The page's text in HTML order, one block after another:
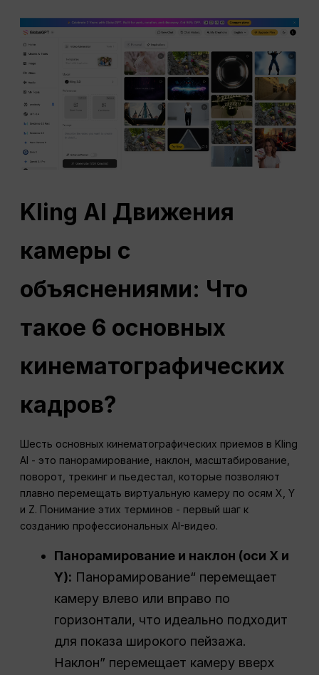
Kling AI Движения
камеры с
объяснениями: Что
такое 6 основных
кинематографических
кадров?
Шесть основных кинематографических приемов в Kling
AI - это панорамирование, наклон, масштабирование,
поворот, трекинг и пьедестал, которые позволяют
плавно перемещать виртуальную камеру по осям X, Y
и Z. Понимание этих терминов - первый шаг к
созданию профессиональных AI-видео.
Панорамирование и наклон (оси X и
Y): Панорамирование“ перемещает
камеру влево или вправо по
горизонтали, что идеально подходит
для показа широкого пейзажа.
Наклон” перемещает камеру вверх